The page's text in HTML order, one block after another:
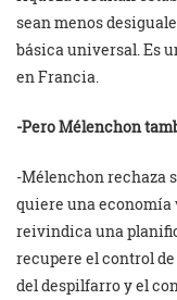
sean menos
básica universal. Es
en Francia.
-Pero Mélenchon
-Mélenchon rechaza
quiere una economía
reivindica una
recupere el control
del despilfarro y el